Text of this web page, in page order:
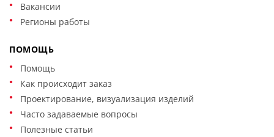
Вакансии
Регионы работы
ПОМОЩЬ
Помощь
Как происходит заказ
Проектирование, визуализация изделий
Часто задаваемые вопросы
Полезные статьи